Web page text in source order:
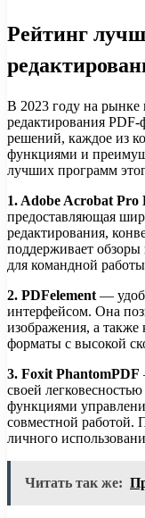
Рейтинг
В 2023 году на рынке
редактирования
решений, каждое из
функциями и
лучших программ
1. Adobe Acrobat Pro
предоставляющая
редактирования,
поддерживает обзоры
для командной
2. PDFelement —
интерфейсом. Она
изображения, а также
форматы с высокой
3. Foxit PhantomPDF
своей
функциями
совместной работой.
личного
Читать так же: